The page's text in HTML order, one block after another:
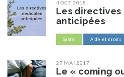
4 OCT. 2018
Les directives
anticipées
Santé Aide et droits
27 MAI 2017
Le « coming